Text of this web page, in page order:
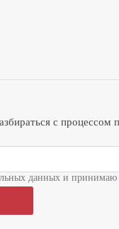
с процессом
данных и принимаю